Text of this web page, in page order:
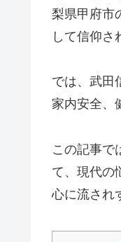
梨県甲府市
して信仰さ
では、武田
家内安全、
この記事で
て、現代の
心に流され